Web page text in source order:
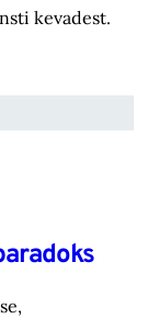
kevadest.